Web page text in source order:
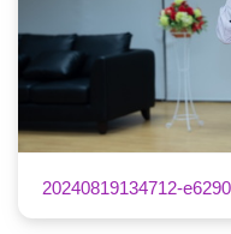
20240819134712-